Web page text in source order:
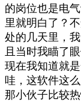
的岗位也是电
里就明白了？
处的几天里，
且当时我瞄了
现在我知道就
哇，这软件这
那小伙子比较